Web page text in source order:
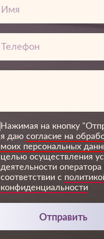
Нажимая на кнопку
я даю согласие на
моих персональных
целью осуществления
деятельности оператора
соответствии с
конфиденциальности
Отправить